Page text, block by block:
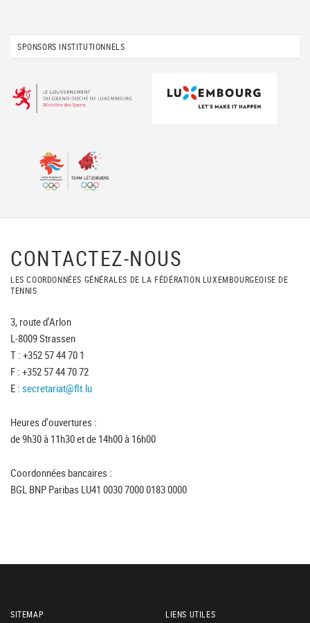
SPONSORS INSTITUTIONNELS
CONTACTEZ-NOUS
LES COORDONNÉES GÉNÉRALES DE LA FÉDÉRATION LUXEMBOURGEOISE DE
TENNIS
3, route d'Arlon
L-8009 Strassen
T : +352 57 44 70 1
F : +352 57 44 70 72
E : secretariat@flt.lu
Heures d'ouvertures :
de 9h30 à 11h30 et de 14h00 à 16h00
Coordonnées bancaires :
BGL BNP Paribas LU41 0030 7000 0183 0000
SITEMAP LIENS UTILES